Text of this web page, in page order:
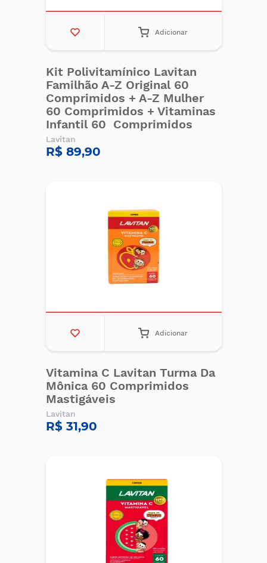
Adicionar
Kit Polivitamínico Lavitan
Familhão A-Z Original 60
Comprimidos + A-Z Mulher
60 Comprimidos + Vitaminas
Infantil 60 Comprimidos
Lavitan
R$ 89,90
Adicionar
Vitamina C Lavitan Turma Da
Mônica 60 Comprimidos
Mastigáveis
Lavitan
R$ 31,90